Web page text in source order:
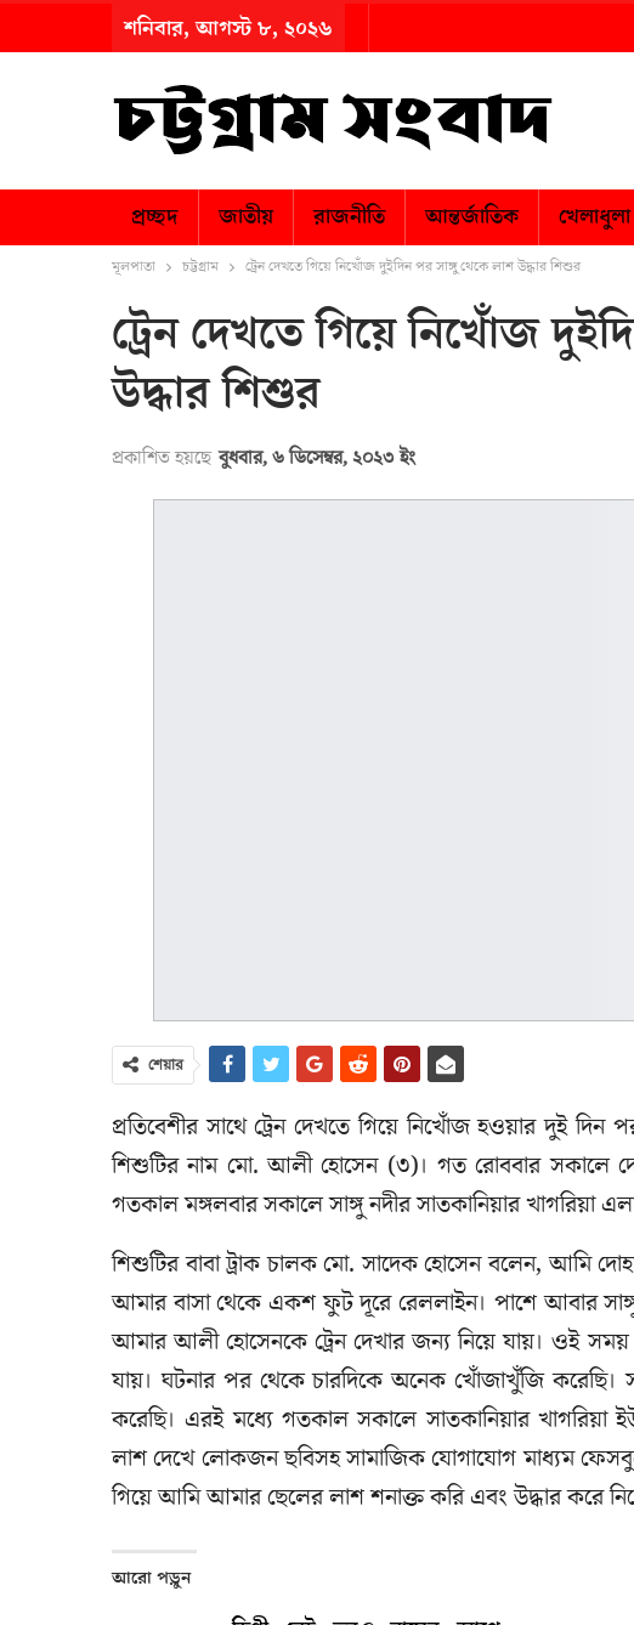
শনিবার, আগস্ট ৮, ২০২৬
প্রচ্ছদ জাতীয় রাজনীতি আন্তর্জাতিক খেলাধুলা
মূলপাতা চট্টগ্রাম ট্রেন দেখতে গিয়ে নিখোঁজ দুইদিন পর সাঙ্গু থেকে লাশ উদ্ধার শিশুর
ট্রেন দেখতে গিয়ে নিখোঁজ
উদ্ধার শিশুর
প্রকাশিত হয়ছে বুধবার, ৬ ডিসেম্বর, ২০২৩ ইং
শেয়ার
প্রতিবেশীর সাথে ট্রেন দেখতে গিয়ে নিখোঁজ হওয়ার দুই
শিশুটির নাম মো. আলী হোসেন (৩)। গত রোববার সকালে
গতকাল মঙ্গলবার সকালে সাঙ্গু নদীর সাতকানিয়ার খাগরিয়া
শিশুটির বাবা ট্রাক চালক মো. সাদেক হোসেন বলেন, আমি
আমার বাসা থেকে একশ ফুট দূরে রেললাইন। পাশে আবার
আমার আলী হোসেনকে ট্রেন দেখার জন্য নিয়ে যায়। ওই
যায়। ঘটনার পর থেকে চারদিকে অনেক খোঁজাখুঁজি করেছি।
করেছি। এরই মধ্যে গতকাল সকালে সাতকানিয়ার খাগরিয়া
লাশ দেখে লোকজন ছবিসহ সামাজিক যোগাযোগ মাধ্যম
গিয়ে আমি আমার ছেলের লাশ শনাক্ত করি এবং উদ্ধার করে
আরো পড়ুন